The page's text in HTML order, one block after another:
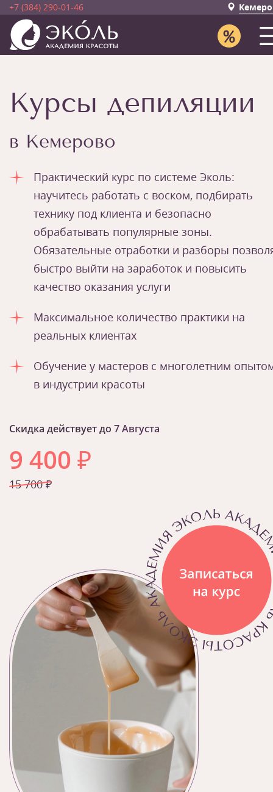
+7 (384) 290-01-46
Курсы депиляции
в Кемерово
Практический курс по системе Эколь:
научитесь работать с воском, подбирать
технику под клиента и безопасно
обрабатывать популярные зоны.
Обязательные отработки и разборы
быстро выйти на заработок и повысить
качество оказания услуги
Максимальное количество практики на
реальных клиентах
Обучение у мастеров с многолетним
в индустрии красоты
Скидка действует до 7 Августа
9 400 ₽
15 700 ₽